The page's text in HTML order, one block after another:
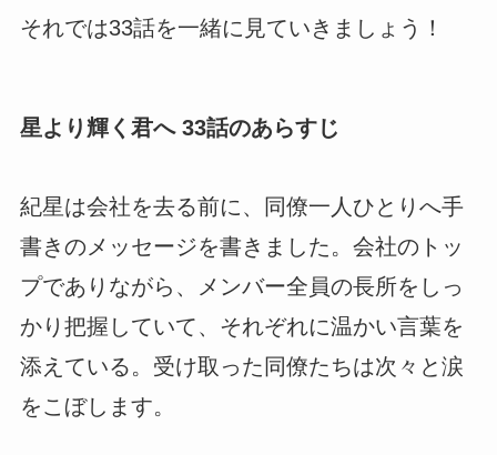
それでは33話を一緒に見ていきましょう！
星より輝く君へ 33話のあらすじ
紀星は会社を去る前に、同僚一人ひとりへ手
書きのメッセージを書きました。会社のトッ
プでありながら、メンバー全員の長所をしっ
かり把握していて、それぞれに温かい言葉を
添えている。受け取った同僚たちは次々と涙
をこぼします。